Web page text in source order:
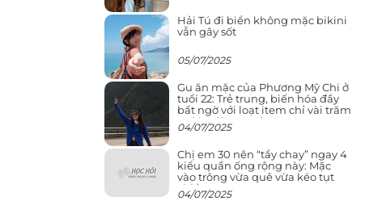
Hải Tú đi biển không mặc bikini
vẫn gây sốt
05/07/2025
Gu ăn mặc của Phương Mỹ Chi ở
tuổi 22: Trẻ trung, biến hóa đầy
bất ngờ với loạt item chỉ vài trăm
nghìn đã mua được
04/07/2025
Chị em 30 nên “tẩy chay” ngay 4
kiểu quần ống rộng này: Mặc
vào trông vừa quê vừa kéo tụt
chiều cao
04/07/2025